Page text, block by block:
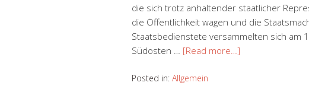
die sich trotz anhaltender staatlicher
die Öffentlichkeit wagen und die
Staatsbedienstete versammelten sich am
Südosten … [Read more…]
Posted in: Allgemein